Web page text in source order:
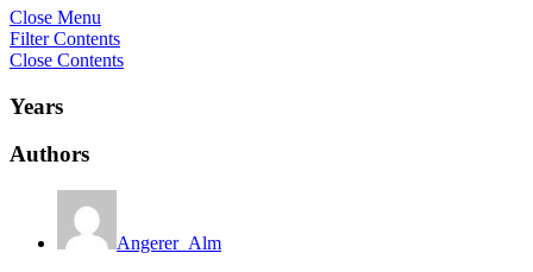
Close Menu
Filter Contents
Close Contents
Years
Authors
Angerer_Alm